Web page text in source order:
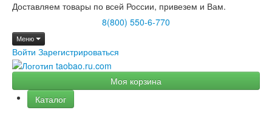
Доставляем товары по всей России, привезем и Вам.
8(800) 550-6-770
Меню
Войти Зарегистрироваться
Моя корзина
Каталог